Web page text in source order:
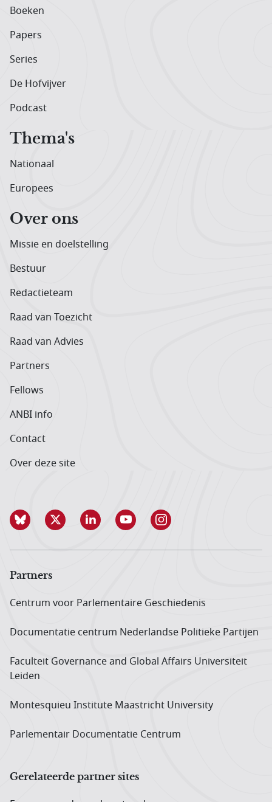
Boeken
Papers
Series
De Hofvijver
Podcast
Thema's
Nationaal
Europees
Over ons
Missie en doelstelling
Bestuur
Redactieteam
Raad van Toezicht
Raad van Advies
Partners
Fellows
ANBI info
Contact
Over deze site
Partners
Centrum voor Parlementaire Geschiedenis
Documentatie centrum Neder­landse Politieke Partijen
Faculteit Governance and Global Affairs Universiteit
Leiden
Montesquieu Institute Maastricht University
Parlementair Documentatie Centrum
Gerelateerde partner sites